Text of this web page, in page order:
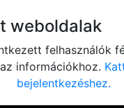
weboldalak
felhasználók
információkhoz.
bejelentkezéshez.